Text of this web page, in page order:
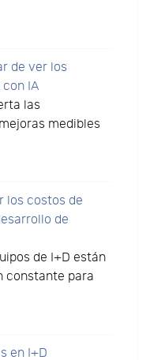
de ver los
IA
las
medibles
los costos de
de
de I+D están
constante para
en I+D